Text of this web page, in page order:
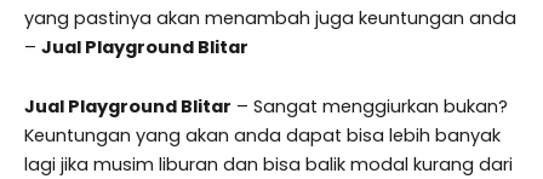
yang pastinya akan menambah juga keuntungan anda
– Jual Playground Blitar
Jual Playground Blitar – Sangat menggiurkan bukan?
Keuntungan yang akan anda dapat bisa lebih banyak
lagi jika musim liburan dan bisa balik modal kurang dari